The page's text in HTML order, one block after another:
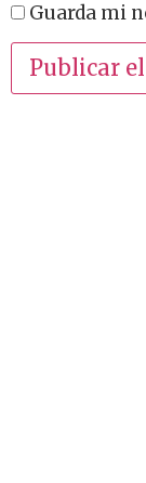
Guarda mi